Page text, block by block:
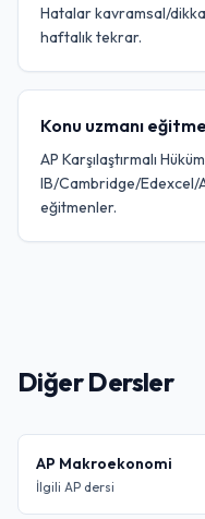
Hatalar kavramsal/
haftalık tekrar.
Konu uzmanı
AP Karşılaştırmalı
IB/Cambridge/Edexcel/
eğitmenler.
Diğer Dersler
AP Makroekonomi
İlgili AP dersi